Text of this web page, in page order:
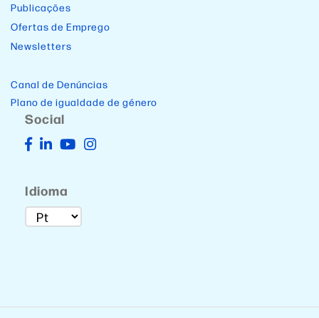
Publicações
Ofertas de Emprego
Newsletters
Canal de Denúncias
Plano de igualdade de género
Social
Idioma